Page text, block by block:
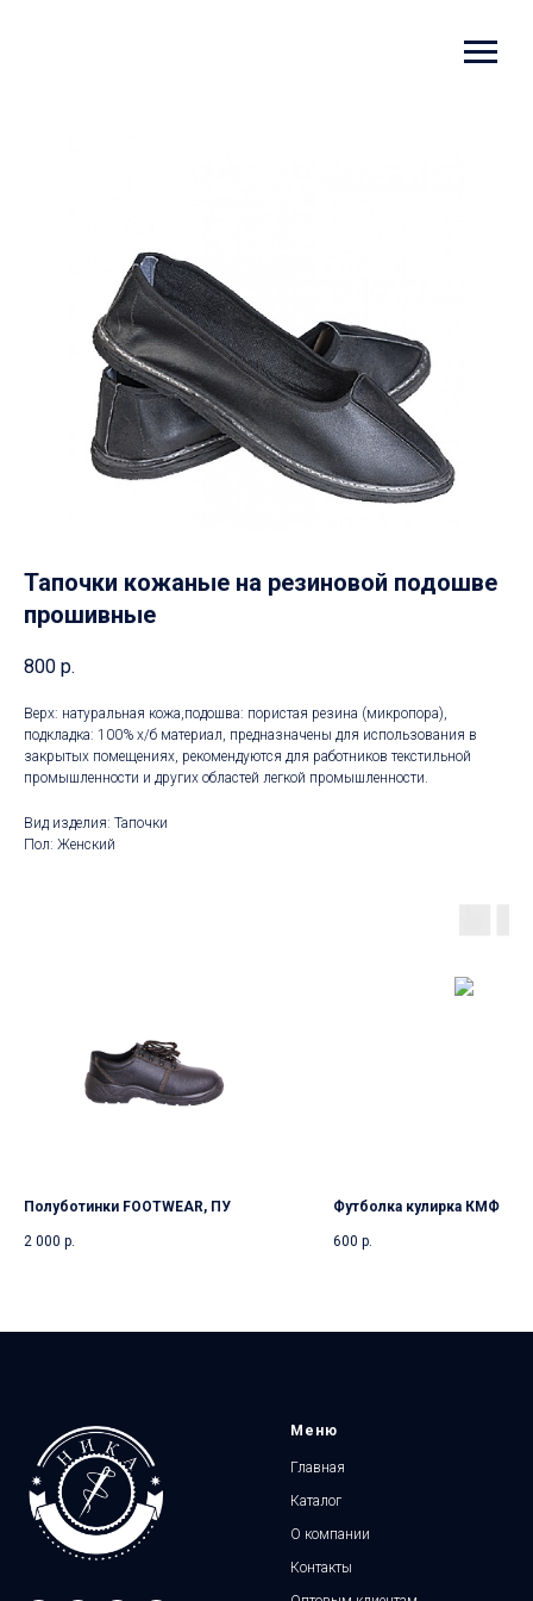
Тапочки кожаные на резиновой подошве
прошивные
800 р.
Верх: натуральная кожа,подошва: пористая резина (микропора),
подкладка: 100% х/б материал, предназначены для использования в
закрытых помещениях, рекомендуются для работников текстильной
промышленности и других областей легкой промышленности.
Вид изделия: Тапочки
Пол: Женский
Полуботинки FOOTWEAR, ПУ
2 000 р.
Футболка кулирка КМФ
600 р.
Меню
Главная
Каталог
О компании
Контакты